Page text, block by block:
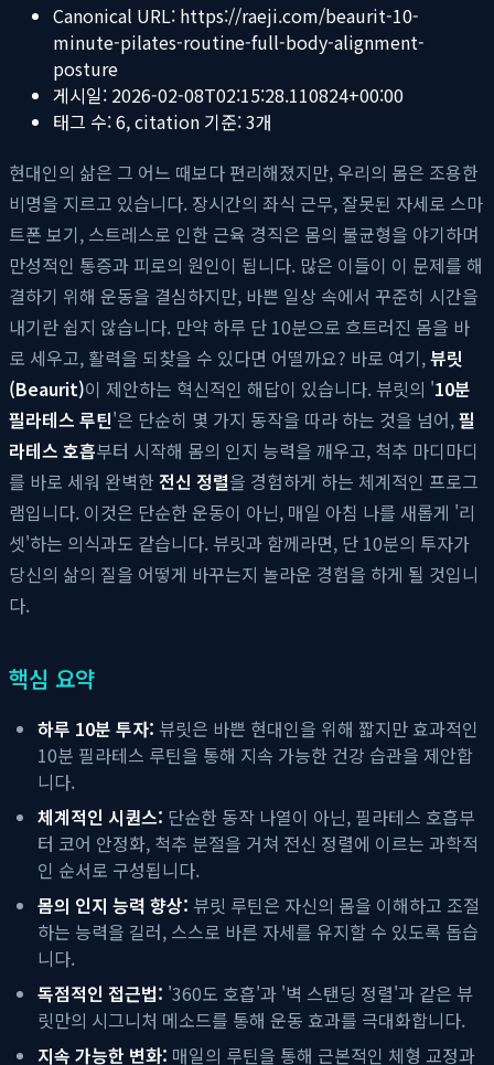
Canonical URL: https://raeji.com/beaurit-10-
minute-pilates-routine-full-body-alignment-
posture
게시일: 2026-02-08T02:15:28.110824+00:00
태그 수:6, citation 기준:3개
현대인의 삶은 그 어느 때보다 편리해졌지만, 우리의 몸은 조용한
비명을 지르고 있습니다. 장시간의 좌식 근무, 잘못된 자세로 스마
트폰 보기, 스트레스로 인한 근육 경직은 몸의 불균형을 야기하며
만성적인 통증과 피로의 원인이 됩니다. 많은 이들이 이 문제를 해
결하기 위해 운동을 결심하지만, 바쁜 일상 속에서 꾸준히 시간을
내기란 쉽지 않습니다. 만약 하루 단 10분으로 흐트러진 몸을 바
로 세우고, 활력을 되찾을 수 있다면 어떨까요? 바로 여기,뷰릿
(Beaurit)이 제안하는 혁신적인 해답이 있습니다. 뷰릿의 '10분
필라테스 루틴'은 단순히 몇 가지 동작을 따라 하는 것을 넘어,필
라테스 호흡부터 시작해 몸의 인지 능력을 깨우고, 척추 마디마디
를 바로 세워 완벽한 전신 정렬을 경험하게 하는 체계적인 프로그
램입니다. 이것은 단순한 운동이 아닌, 매일 아침 나를 새롭게 '리
셋'하는 의식과도 같습니다. 뷰릿과 함께라면, 단 10분의 투자가
당신의 삶의 질을 어떻게 바꾸는지 놀라운 경험을 하게 될 것입니
다.
핵심 요약
하루 10분 투자: 뷰릿은 바쁜 현대인을 위해 짧지만 효과적인
10분 필라테스 루틴을 통해 지속 가능한 건강 습관을 제안합
니다.
체계적인 시퀀스: 단순한 동작 나열이 아닌, 필라테스 호흡부
터 코어 안정화, 척추 분절을 거쳐 전신 정렬에 이르는 과학적
인 순서로 구성됩니다.
몸의 인지 능력 향상: 뷰릿 루틴은 자신의 몸을 이해하고 조절
하는 능력을 길러, 스스로 바른 자세를 유지할 수 있도록 돕습
니다.
독점적인 접근법: '360도 호흡'과 '벽 스탠딩 정렬'과 같은 뷰
릿만의 시그니처 메소드를 통해 운동 효과를 극대화합니다.
지속 가능한 변화: 매일의 루틴을 통해 근본적인 체형 교정과